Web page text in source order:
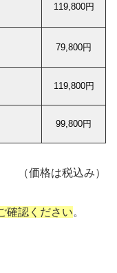
119,800円
79,800円
119,800円
99,800円
（価格は税込み）
確認ください。